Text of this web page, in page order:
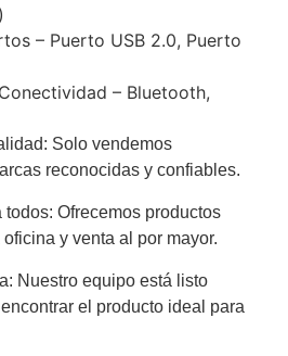
– Puerto USB 2.0, Puerto
– Bluetooth,
Solo vendemos
reconocidas y confiables.
Ofrecemos productos
y venta al por mayor.
Nuestro equipo está listo
el producto ideal para